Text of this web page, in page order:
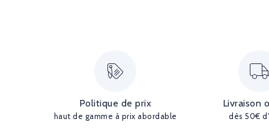
Politique de prix
haut de gamme à prix abordable
Livraison
dès 50€